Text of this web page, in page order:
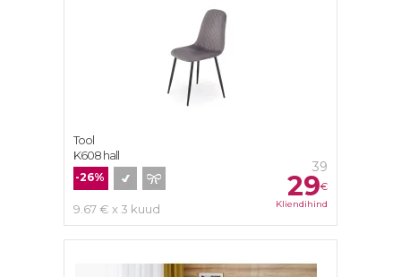
39
29€
Kliendihind
-26%
9.67 € x 3 kuud
Tool
K608 hall